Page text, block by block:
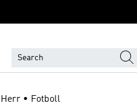
Herr • Fotboll